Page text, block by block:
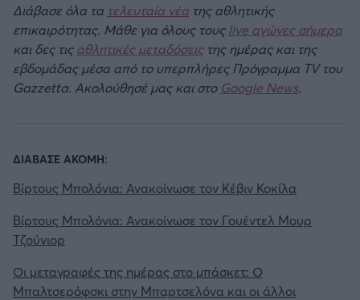
Διάβασε όλα τα τελευταία νέα της αθλητικής
επικαιρότητας. Μάθε για όλους τους live αγώνες σήμερα
και δες τιςαθλητικές μεταδόσειςτης ημέρας και της
εβδομάδας μέσα από το υπερπλήρες Πρόγραμμα TV του
Gazzetta. Ακολούθησέ μας και στο Google News.
ΔΙΑΒΑΣΕ ΑΚΟΜΗ:
Βίρτους Μπολόνια: Ανακοίνωσε τον Κέβιν Κοκίλα
Βίρτους Μπολόνια: Ανακοίνωσε τον Γουέντελ Μουρ
Τζούνιορ
Οι μεταγραφές της ημέρας στο μπάσκετ: Ο
Μπαλτσερόφσκι στην Μπαρτσελόνα και οι άλλοι